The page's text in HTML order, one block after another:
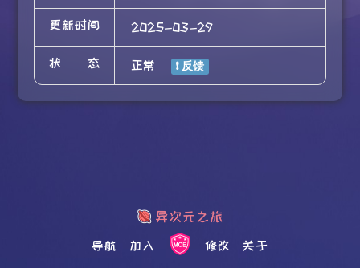
更新时间 2025-03-29
状态 正常
导航 加入 修改 关于